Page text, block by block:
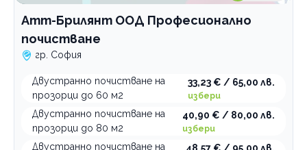
Атт-Брилянт ООД Професионално
почистване
гр. София
Двустранно почистване на
прозорци до 60 м2
33,23 € / 65,00 лв.
избери
Двустранно почистване на
прозорци до 80 м2
40,90 € / 80,00 лв.
избери
Двустранно почистване на
48,57 € / 95,00 лв.